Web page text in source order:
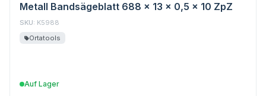
Metall Bandsägeblatt 688 x 13 x 0,5 x 10 ZpZ
SKU: K5988
Ortatools
Auf Lager